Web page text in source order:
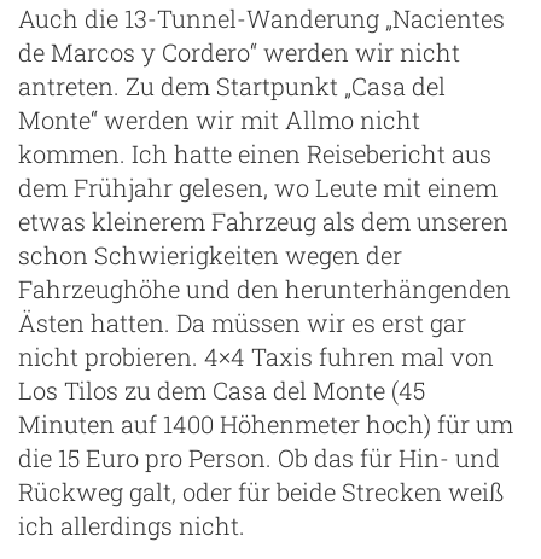
Auch die 13-Tunnel-Wanderung „Nacientes
de Marcos y Cordero“ werden wir nicht
antreten. Zu dem Startpunkt „Casa del
Monte“ werden wir mit Allmo nicht
kommen. Ich hatte einen Reisebericht aus
dem Frühjahr gelesen, wo Leute mit einem
etwas kleinerem Fahrzeug als dem unseren
schon Schwierigkeiten wegen der
Fahrzeughöhe und den herunterhängenden
Ästen hatten. Da müssen wir es erst gar
nicht probieren. 4×4 Taxis fuhren mal von
Los Tilos zu dem Casa del Monte (45
Minuten auf 1400 Höhenmeter hoch) für um
die 15 Euro pro Person. Ob das für Hin- und
Rückweg galt, oder für beide Strecken weiß
ich allerdings nicht.